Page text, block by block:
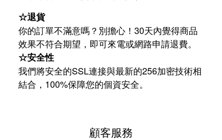
☆退貨
你的訂單不滿意嗎？別擔心！30天內覺得商品
效果不符合期望，即可來電或網路申請退費。
☆安全性
我們將安全的SSL連接與最新的256加密技術相
結合，100%保障您的個資安全。
顧客服務